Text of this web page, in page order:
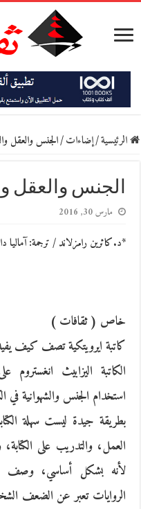
الرئيسية/إضاءات/الجنس والعقل
الجنس والعقل
مارس 30, 2016
*د.كاثرين رامزلاند / ترجمة: آماليا
خاص ( ثقافات )
كاتبة ايرويتكية تصف كيف
الكاتبة اليزابيث
استخدام الجنس والشهوانية في
بطريقة جيدة ليست سهلة
العمل، والتدريب على
لأنه بشكل أساسي، وصف
الروايات تعبر عن الضعف